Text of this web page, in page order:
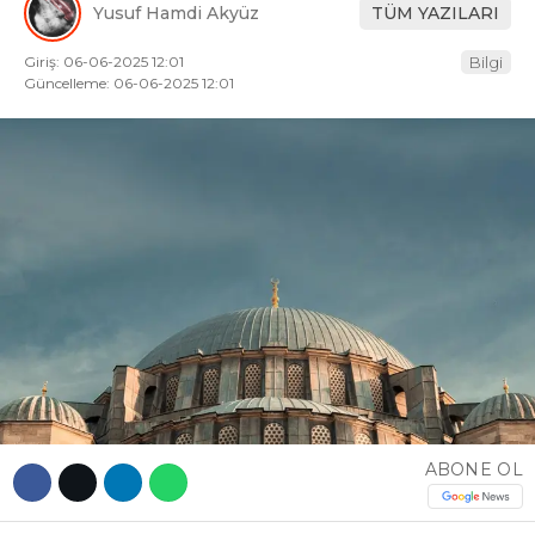
Facebook
EKONOMI
MAGAZIN
Yusuf Hamdi Akyüz TÜM YAZILARI
Giriş: 06-06-2025 12:01
Güncelleme: 06-06-2025 12:01
Bilgi
ABONE OL